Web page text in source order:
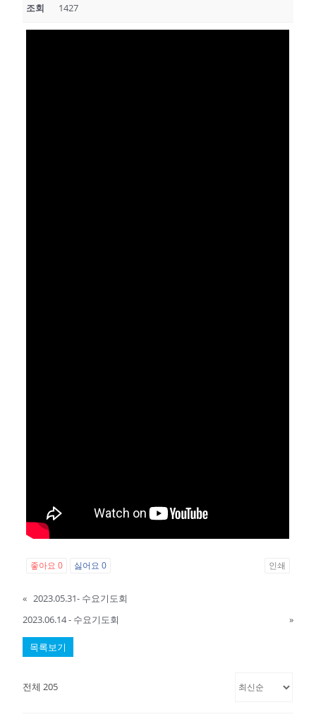
조회 1427
좋아요0 싫어요0 인쇄
« 2023.05.31- 수요기도회
2023.06.14 - 수요기도회
»
목록보기
전체 205